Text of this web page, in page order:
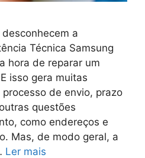
a
Técnica Samsung
hora de reparar um
isso gera muitas
de envio, prazo
questões
como endereços e
Mas, de modo geral, a
Ler mais